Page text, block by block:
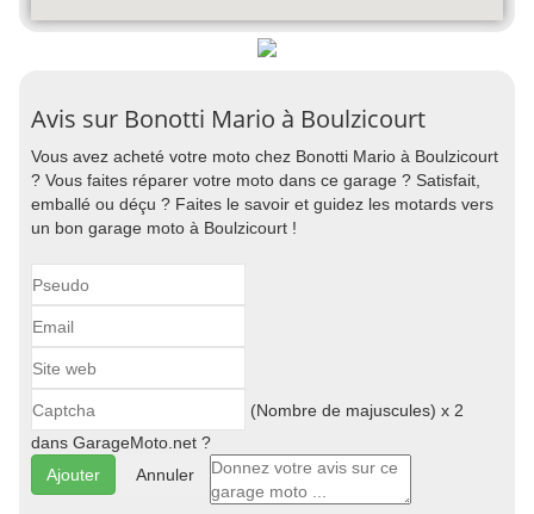
Avis sur Bonotti Mario à Boulzicourt
Vous avez acheté votre moto chez Bonotti Mario à Boulzicourt
? Vous faites réparer votre moto dans ce garage ? Satisfait,
emballé ou déçu ? Faites le savoir et guidez les motards vers
un bon garage moto à Boulzicourt !
(Nombre de majuscules) x 2
dans GarageMoto.net ?
Annuler